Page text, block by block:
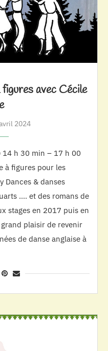
figures avec Cécile
2024
h 30 min – 17 h 00
à figures pour les
Dances & danses
…. et des romans de
stages en 2017 puis en
plaisir de revenir
de danse anglaise à